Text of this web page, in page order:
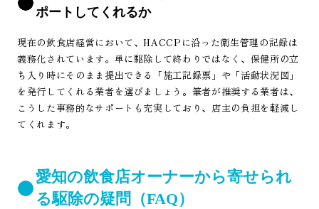
ポートしてくれるか
現在の飲食店経営において、HACCPに沿った衛生管理の記録は
義務化されています。単に駆除して終わりではなく、保健所の立
ち入り時にそのまま提出できる「施工記録票」や「活動状況図」
を発行してくれる業者を選びましょう。筆者が推奨する業者は、
こうした事務的なサポートも充実しており、店主の負担を軽減し
てくれます。
愛知の飲食店オーナーから寄せられ
る駆除の疑問（FAQ）